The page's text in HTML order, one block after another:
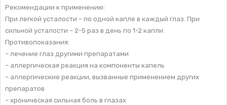
Рекомендации к применению:
При легкой усталости – по одной капле в каждый глаз. При
сильной усталости – 2-5 раз в день по 1-2 капли.
Противопоказания:
– лечение глаз другими препаратами
– аллергическая реакция на компоненты капель
– аллергические реакции, вызванные применением других
препаратов
– хроническая сильная боль в глазах